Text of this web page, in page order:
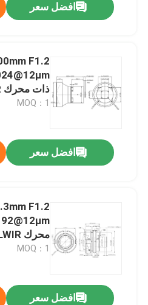
افضل سعر
F1.2
12 μm للتصوير الحراري
MOQ：1
افضل سعر
F1.2
μm للتصوير الحراري
MOQ：1
افضل سعر